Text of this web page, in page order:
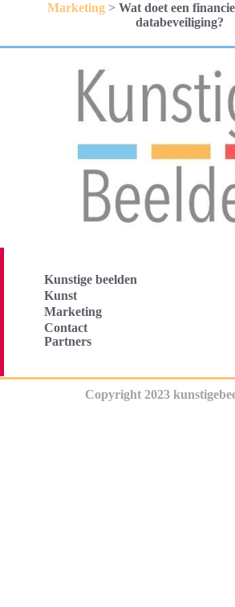
Marketing> Wat doet een
databeveiliging?
Kunstige beelden
Kunst
Marketing
Contact
Partners
Copyright 2023